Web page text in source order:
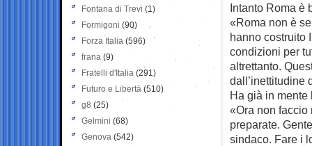
Intanto Roma è
«Roma non è
hanno costruito
condizioni per
altrettanto.
dall’inettitudine
Ha già in
«Ora non faccio
preparate.
sindaco. Fare i
Fontana di Trevi (1)
Formigoni (90)
Forza Italia (596)
frana (9)
Fratelli d'Italia (291)
Futuro e Libertà (510)
g8 (25)
Gelmini (68)
Genova (542)